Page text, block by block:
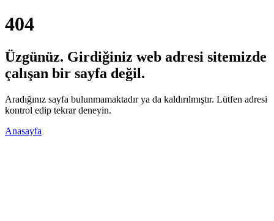
404
Üzgünüz. Girdiğiniz web adresi sitemizde
çalışan bir sayfa değil.
Aradığınız sayfa bulunmamaktadır ya da kaldırılmıştır. Lütfen adresi
kontrol edip tekrar deneyin.
Anasayfa